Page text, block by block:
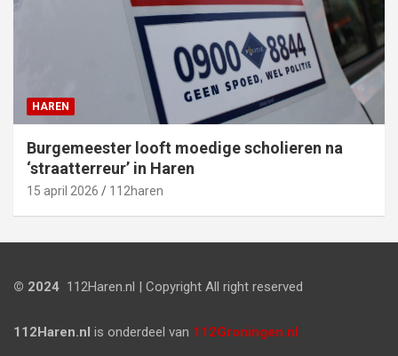
HAREN
Burgemeester looft moedige scholieren na
‘straatterreur’ in Haren
15 april 2026 112haren
© 2024 112Haren.nl | Copyright All right reserved
112Haren.nl is onderdeel van 112Groningen.nl